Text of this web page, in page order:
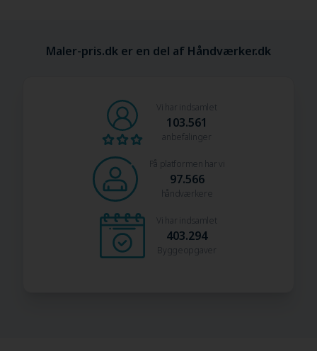
Maler-pris.dk er en del af Håndværker.dk
Vi har indsamlet
103.561
anbefalinger
På platformen har vi
97.566
håndværkere
Vi har indsamlet
403.294
Byggeopgaver